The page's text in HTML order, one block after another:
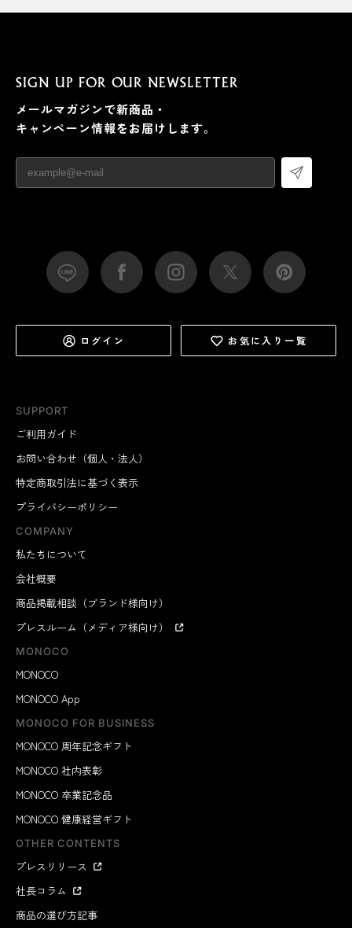
SUPPORT
ご利用ガイド
お問い合わせ（個人・法人）
特定商取引法に基づく表示
プライバシーポリシー
COMPANY
私たちについて
会社概要
商品掲載相談（ブランド様向け）
プレスルーム（メディア様向け）
MONOCO
MONOCO
MONOCO App
MONOCO FOR BUSINESS
MONOCO 周年記念ギフト
MONOCO 社内表彰
MONOCO 卒業記念品
MONOCO 健康経営ギフト
OTHER CONTENTS
プレスリリース
社長コラム
商品の選び方記事
SIGN UP FOR OUR NEWSLETTER
メールマガジンで新商品・
キャンペーン情報をお届けします。
ログイン お気に入り一覧